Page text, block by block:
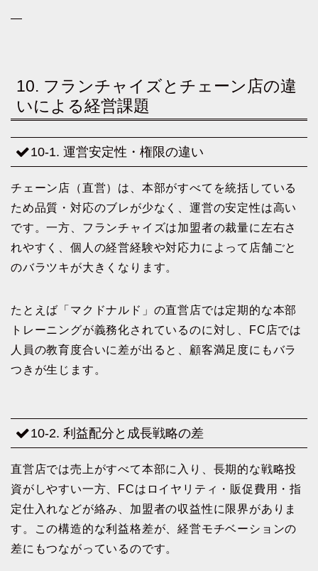
—
10. フランチャイズとチェーン店の違
いによる経営課題
10-1. 運営安定性・権限の違い
チェーン店（直営）は、本部がすべてを統括している
ため品質・対応のブレが少なく、運営の安定性は高い
です。一方、フランチャイズは加盟者の裁量に左右さ
れやすく、個人の経営経験や対応力によって店舗ごと
のバラツキが大きくなります。
たとえば「マクドナルド」の直営店では定期的な本部
トレーニングが義務化されているのに対し、FC店では
人員の教育度合いに差が出ると、顧客満足度にもバラ
つきが生じます。
10-2. 利益配分と成長戦略の差
直営店では売上がすべて本部に入り、長期的な戦略投
資がしやすい一方、FCはロイヤリティ・販促費用・指
定仕入れなどが絡み、加盟者の収益性に限界がありま
す。この構造的な利益格差が、経営モチベーションの
差にもつながっているのです。